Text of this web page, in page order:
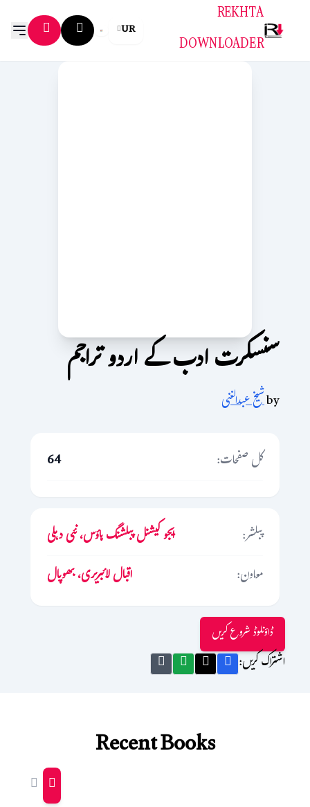
REKHTA
DOWNLOADER
UR
سنسکرت ادب کے اردو تراجم
byشیخ عبدالغنی
کل صفحات:
64
پبلشر:
ایجو کیشنل پبلشنگ ہاؤس، نئی دہلی
معاون:
اقبال لائبریری، بھوپال
ڈاؤنلوڈ شروع کریں
اشتراک کریں:
Recent Books